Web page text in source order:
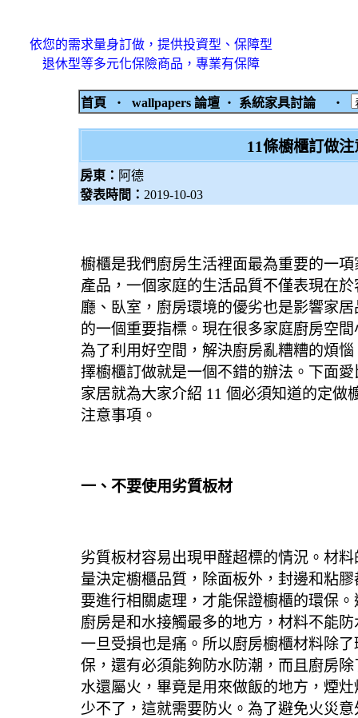
依您的需求量身訂做，提供投資型、保障型
退休型等多元化保險商品，專業有保障
首頁 ‧ wallpapers 論壇 ‧ 系統家具討論 ‧
11條櫥櫃訂做
房東： 阿德
發表時間： 2019-10-03
櫥櫃是我們廚房生活裡面最為重要的一項
產品，一個家庭的生活品質不僅表現在於
廳、臥室，廚房環境的優劣也是影響家居
的一個重要指標。 現在很多家庭廚房空間
為了利用好空間，解決廚房亂糟糟的煩惱
擇櫥櫃訂做就是一個不錯的辦法。 下面愛
家居就為大家介紹 11 個必須知道的定做
注意事項。
一、不要使用劣質板材
劣質板材容易出現甲醛超標的情況。 材料
量決定櫥櫃品質，除面板外，封邊和粘膠
要進行相關處理，才能保證櫥櫃的環保。
廚房是和水接觸最多的地方，材料不能防
一旦受損也是痛。 所以廚房櫥櫃材料除了
保，還有必須能夠防水防潮，而且廚房除
水還屬火，畢竟是用來做飯的地方，煙灶
少不了，這就需要防火。 為了避免火災意